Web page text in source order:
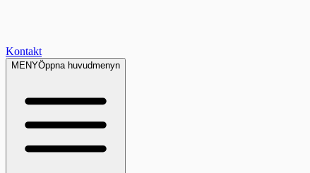
Kontakt
MENYÖppna huvudmenyn